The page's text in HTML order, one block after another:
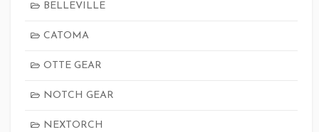
BELLEVILLE
CATOMA
OTTE GEAR
NOTCH GEAR
NEXTORCH